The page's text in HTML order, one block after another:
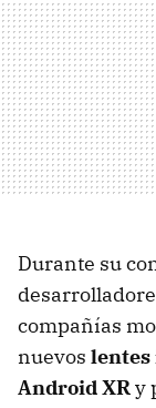
Durante su
compañías
nuevos
Android XRy